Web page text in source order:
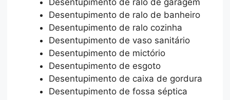
Desentupimento de ralo de garagem
Desentupimento de ralo de banheiro
Desentupimento de ralo cozinha
Desentupimento de vaso sanitário
Desentupimento de mictório
Desentupimento de esgoto
Desentupimento de caixa de gordura
Desentupimento de fossa séptica